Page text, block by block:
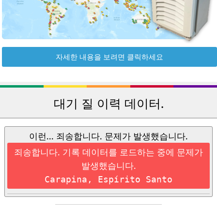
자세한 내용을 보려면 클릭하세요
대기 질 이력 데이터.
이런... 죄송합니다. 문제가 발생했습니다.
죄송합니다. 기록 데이터를 로드하는 중에 문제가
발생했습니다.
Carapina, Espírito Santo